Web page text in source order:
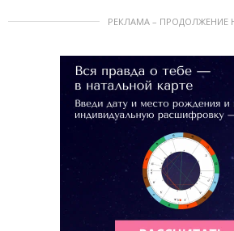
РЕКЛАМА – ПРОДОЛЖЕНИЕ